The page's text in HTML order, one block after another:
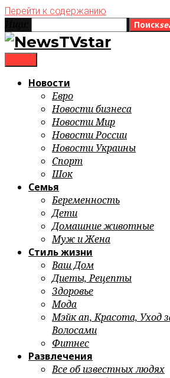
Перейти к содержанию
Поиск
Новости
Евро
Новости бизнеса
Новости Мир
Новости России
Новости Украины
Спорт
Шок
Семья
Беременность
Дети
Домашние животные
Муж и Жена
Стиль жизни
Ваш Дом
Диеты, Рецепты
Здоровье
Мода
Мэйк ап, Красота, Уход
Волосами
Фитнес
Развлечения
Все об известных людях